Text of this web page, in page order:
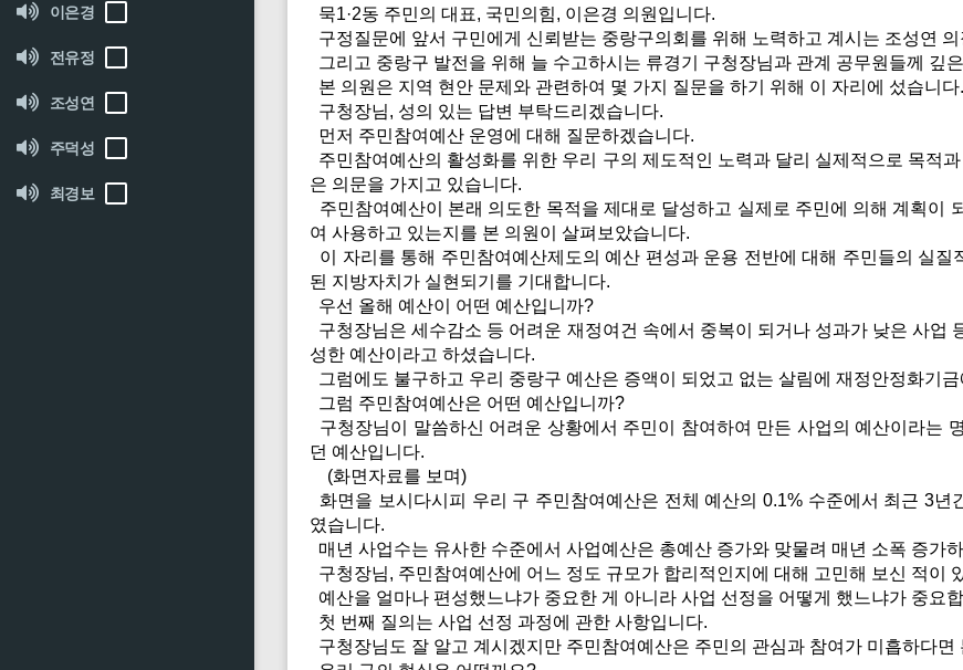
이은경
전유정
조성연
주덕성
최경보
묵1·2동 주민의 대표, 국민의힘, 이은경 의원입니다.
구정질문에 앞서 구민에게 신뢰받는 중랑구의회를 위해 노력하고 계시는 조성연
그리고 중랑구 발전을 위해 늘 수고하시는 류경기 구청장님과 관계 공무원들께 깊
본 의원은 지역 현안 문제와 관련하여 몇 가지 질문을 하기 위해 이 자리에 섰습니다.
구청장님, 성의 있는 답변 부탁드리겠습니다.
먼저 주민참여예산 운영에 대해 질문하겠습니다.
주민참여예산의 활성화를 위한 우리 구의 제도적인 노력과 달리 실제적으로 목적
은 의문을 가지고 있습니다.
주민참여예산이 본래 의도한 목적을 제대로 달성하고 실제로 주민에 의해 계획이
여 사용하고 있는지를 본 의원이 살펴보았습니다.
이 자리를 통해 주민참여예산제도의 예산 편성과 운용 전반에 대해 주민들의 실
된 지방자치가 실현되기를 기대합니다.
우선 올해 예산이 어떤 예산입니까?
구청장님은 세수감소 등 어려운 재정여건 속에서 중복이 되거나 성과가 낮은 사업
성한 예산이라고 하셨습니다.
그럼에도 불구하고 우리 중랑구 예산은 증액이 되었고 없는 살림에 재정안정화기
그럼 주민참여예산은 어떤 예산입니까?
구청장님이 말씀하신 어려운 상황에서 주민이 참여하여 만든 사업의 예산이라는
던 예산입니다.
(화면자료를 보며)
화면을 보시다시피 우리 구 주민참여예산은 전체 예산의 0.1% 수준에서 최근 3
였습니다.
매년 사업수는 유사한 수준에서 사업예산은 총예산 증가와 맞물려 매년 소폭 증가
구청장님, 주민참여예산에 어느 정도 규모가 합리적인지에 대해 고민해 보신 적이
예산을 얼마나 편성했느냐가 중요한 게 아니라 사업 선정을 어떻게 했느냐가 중요
첫 번째 질의는 사업 선정 과정에 관한 사항입니다.
구청장님도 잘 알고 계시겠지만 주민참여예산은 주민의 관심과 참여가 미흡하다